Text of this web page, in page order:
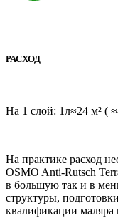
РАСХОД
На 1 слой: 1л≈24 м² (
На практике расход
OSMO Anti-Rutsch
в большую так и в
структуры,
квалификации маляра